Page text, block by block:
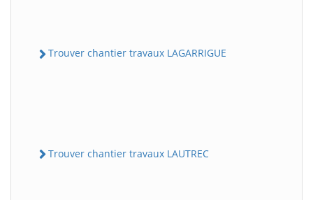
Trouver chantier travaux LAGARRIGUE
Trouver chantier travaux LAUTREC